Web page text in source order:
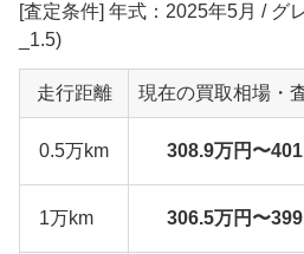
[査定条件] 年式：2025年5月 / グ
_1.5)
走行距離 現在の買取相場・
0.5万km 308.9万円〜
1万km 306.5万円〜